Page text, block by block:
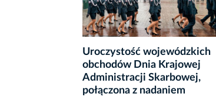
Uroczystość wojewódzkich
obchodów Dnia Krajowej
Administracji Skarbowej,
połączona z nadaniem